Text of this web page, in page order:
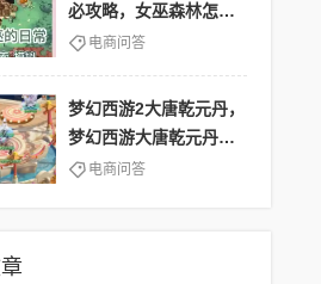
必攻略，女巫森林怎么
过 电商问答
梦幻西游2大唐乾元丹，
梦幻西游大唐乾元丹效
果 电商问答